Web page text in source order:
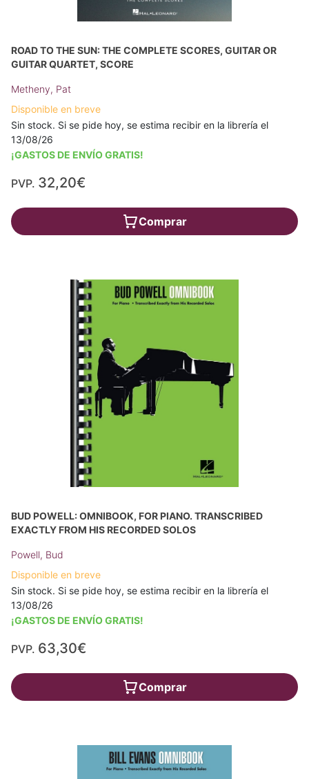
ROAD TO THE SUN: THE COMPLETE SCORES, GUITAR OR
GUITAR QUARTET, SCORE
Metheny, Pat
Disponible en breve
Sin stock. Si se pide hoy, se estima recibir en la librería el
13/08/26
¡GASTOS DE ENVÍO GRATIS!
PVP. 32,20€
Comprar
BUD POWELL: OMNIBOOK, FOR PIANO. TRANSCRIBED
EXACTLY FROM HIS RECORDED SOLOS
Powell, Bud
Disponible en breve
Sin stock. Si se pide hoy, se estima recibir en la librería el
13/08/26
¡GASTOS DE ENVÍO GRATIS!
PVP. 63,30€
Comprar